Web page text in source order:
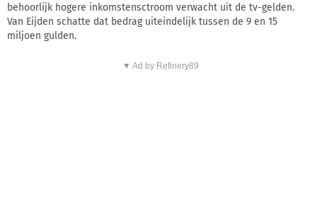
behoorlijk hogere inkomstensctroom verwacht uit de tv-gelden.
Van Eijden schatte dat bedrag uiteindelijk tussen de 9 en 15
miljoen gulden.
▼ Ad by Refinery89